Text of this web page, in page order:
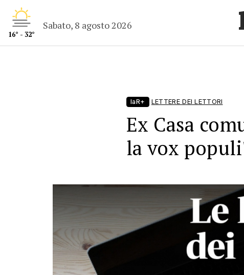
16° - 32°
Sabato, 8 agosto 2026
laR+ LETTERE DEI LETTORI
Ex Casa
la vox